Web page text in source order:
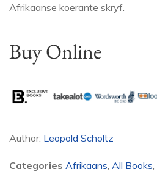
Afrikaanse koerante skryf.
Buy Online
Author: Leopold Scholtz
Categories Afrikaans All Books